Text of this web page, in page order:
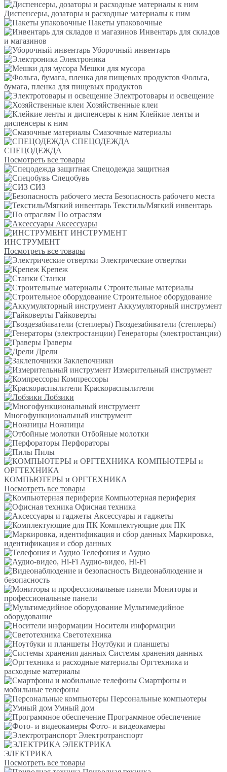
Диспенсеры, дозаторы и расходные материалы к ним
Пакеты упаковочные
Инвентарь для складов
и магазинов
Уборочный инвентарь
Электроника
Мешки для мусора
Фольга,
бумага, пленка для пищевых продуктов
Электротовары и освещение
Хозяйственные клеи
Клейкие ленты и
диспенсеры к ним
Смазочные материалы
СПЕЦОДЕЖДА
СПЕЦОДЕЖДА
Посмотреть все товары
Спецодежда защитная
Спецобувь
СИЗ
Безопасность рабочего места
Текстиль/Мягкий инвентарь
По отраслям
Аксессуары
ИНСТРУМЕНТ
ИНСТРУМЕНТ
Посмотреть все товары
Электрические отвертки
Крепеж
Станки
Строительные материалы
Строительное оборудование
Аккумуляторный инструмент
Гайковерты
Гвоздезабиватели (степлеры)
Генераторы (электростанции)
Граверы
Дрели
Заклепочники
Измерительный инструмент
Компрессоры
Краскораспылители
Лобзики
Многофункциональный инструмент
Ножницы
Отбойные молотки
Перфораторы
Пилы
КОМПЬЮТЕРЫ и
ОРГТЕХНИКА
КОМПЬЮТЕРЫ и ОРГТЕХНИКА
Посмотреть все товары
Компьютерная периферия
Офисная техника
Аксессуары и гаджеты
Комплектующие для ПК
Маркировка,
идентификация и сбор данных
Телефония и Аудио
Аудио-видео, Hi-Fi
Видеонаблюдение и
безопасность
Мониторы и
профессиональные панели
Мультимедийное
оборудование
Носители информации
Светотехника
Ноутбуки и планшеты
Системы хранения данных
Оргтехника и
расходные материалы
Смартфоны и
мобильные телефоны
Персональные компьютеры
Умный дом
Программное обеспечение
Фото- и видеокамеры
Электротранспорт
ЭЛЕКТРИКА
ЭЛЕКТРИКА
Посмотреть все товары